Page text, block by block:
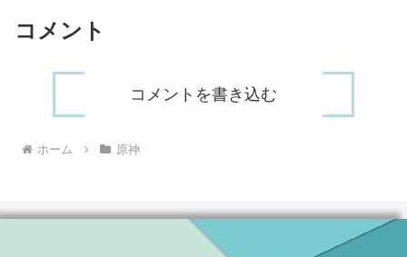
コメント
コメントを書き込む
ホーム 原神